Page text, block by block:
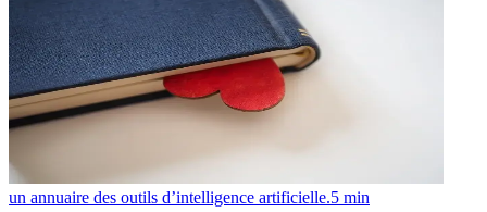
un annuaire des outils d’intelligence artificielle.5 min